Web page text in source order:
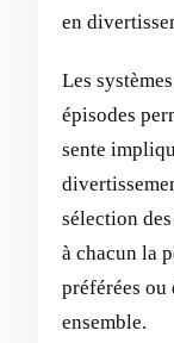
en
Les
épisodes
sente
sélection
à chacun la
préférées ou
ensemble.